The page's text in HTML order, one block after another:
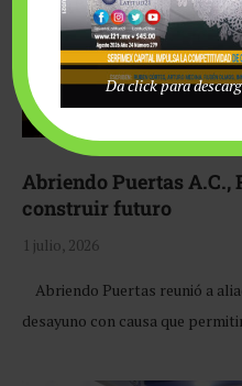
Abriendo Puertas A.C.,
construir futuro
1 julio, 2026
Abriendo Puertas reunió a
desayuno con causa que
Da click para